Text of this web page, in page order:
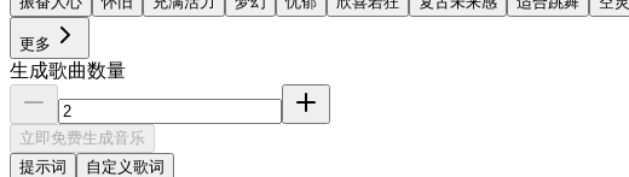
更多
生成歌曲数量
立即免费生成音乐
提示词
自定义歌词